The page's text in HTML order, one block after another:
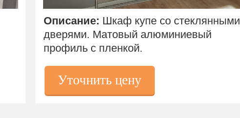
Описание: Шкаф купе со стеклянными
дверями. Матовый алюминиевый
профиль с пленкой.
Уточнить цену